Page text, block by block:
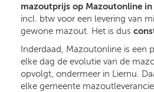
mazoutprijs op Mazoutonline
incl. btw voor een levering van
gewone mazout. Het is dus
Inderdaad, Mazoutonline is een
elke dag de evolutie van de
opvolgt, ondermeer in Liernu.
elke gemeente